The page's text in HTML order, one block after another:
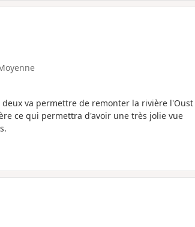
va permettre de remonter la rivière l'Oust
ce qui permettra d'avoir une très jolie vue